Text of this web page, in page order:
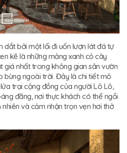
dắt bởi một lối đi uốn lượn lát đá tự
kẽ là những mảng xanh cỏ cây
giá nhất trong không gian sân vườn
bùng ngoài trời. Đây là chi tiết mô
trại cộng đồng của người Lô Lô,
đãng, nơi thực khách có thể ngồi
và cảm nhận trọn vẹn hơi thở